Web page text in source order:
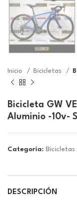
Inicio Bicicletas
Bicicleta GW
Aluminio -10v-
Categoría:
DESCRIPCIÓN